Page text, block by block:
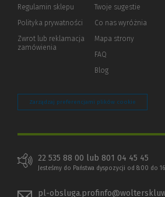
Regulamin sklepu
Polityka prywatności (Nowe
(Link
innej
Zwrot lub reklamacja
zamówienia
innej
strony)
Twoje sugestie
Co nas wyróżnia
Mapa strony
FAQ
Blog
Zarządzaj preferencjami plików cookie
22 535 88 00 lub 801 04 45 45
Jesteśmy do Państwa dyspozycji od 8:00 do
pl-